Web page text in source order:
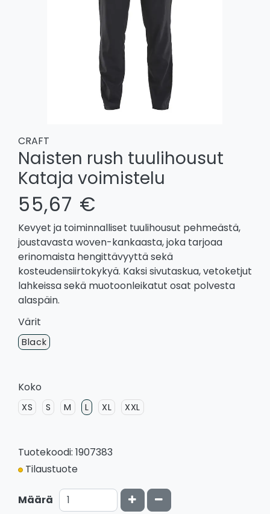
CRAFT
Naisten rush tuulihousut
Kataja voimistelu
55,67 €
Kevyet ja toiminnalliset tuulihousut pehmeästä,
joustavasta woven-kankaasta, joka tarjoaa
erinomaista hengittävyyttä sekä
kosteudensiirtokykyä. Kaksi sivutaskua, vetoketjut
lahkeissa sekä muotoonleikatut osat polvesta
alaspäin.
Värit
Black
Koko
XS S M L XL XXL
Tuotekoodi: 1907383
Tilaustuote
Määrä Kasvata määrää
Vähennä määrää